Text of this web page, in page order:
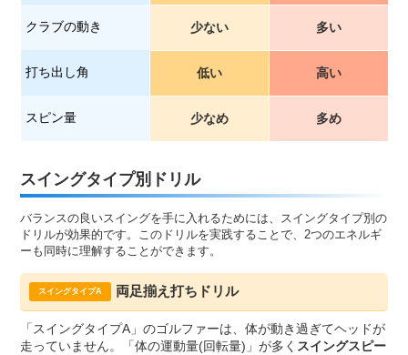
クラブの動き 少ない 多い
打ち出し角 低い 高い
スピン量 少なめ 多め
スイングタイプ別ドリル
バランスの良いスイングを手に入れるためには、スイングタイプ別の
ドリルが効果的です。このドリルを実践することで、2つのエネルギ
ーも同時に理解することができます。
スイングタイプA 両足揃え打ちドリル
「スイングタイプA」のゴルファーは、体が動き過ぎてヘッドが
走っていません。「体の運動量(回転量)」が多く スイングスピー